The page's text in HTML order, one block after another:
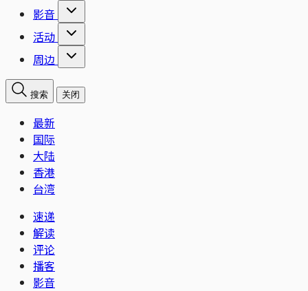
影音
活动
周边
搜索 关闭
最新
国际
大陆
香港
台湾
速递
解读
评论
播客
影音